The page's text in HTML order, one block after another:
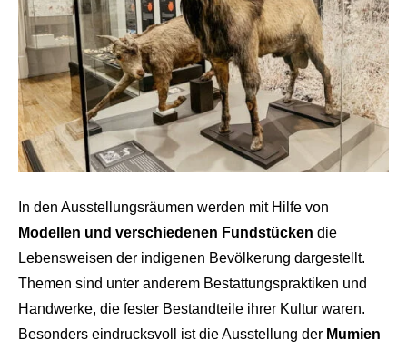
In den Ausstellungsräumen werden mit Hilfe von
Modellen und verschiedenen Fundstücken die
Lebensweisen der indigenen Bevölkerung dargestellt.
Themen sind unter anderem Bestattungspraktiken und
Handwerke, die fester Bestandteile ihrer Kultur waren.
Besonders eindrucksvoll ist die Ausstellung der Mumien